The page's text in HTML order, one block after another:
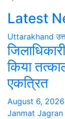
Latest
Uttarakhand
किया
एकत्रित
August 6, 2026
Janmat Jagran